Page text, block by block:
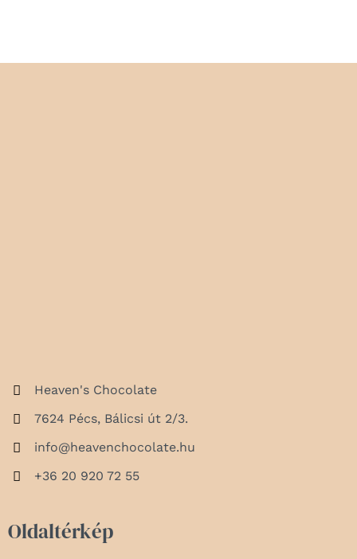
Heaven's Chocolate
7624 Pécs, Bálicsi út 2/3.
info@heavenchocolate.hu
+36 20 920 72 55
Oldaltérkép